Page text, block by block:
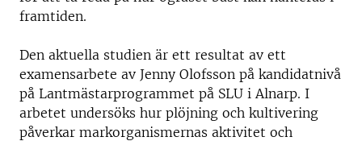
framtiden.
Den aktuella studien är ett resultat av ett
examensarbete av Jenny Olofsson på kandidatnivå
på Lantmästarprogrammet på SLU i Alnarp. I
arbetet undersöks hur plöjning och kultivering
påverkar markorganismernas aktivitet och